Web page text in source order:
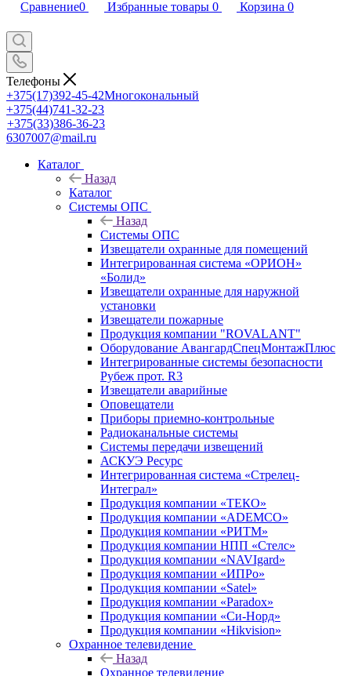
Сравнение0 Избранные товары 0 Корзина 0
Телефоны
+375(17)392-45-42Многокональный
+375(44)741-32-23
+375(33)386-36-23
6307007@mail.ru
Каталог
Назад
Каталог
Системы ОПС
Назад
Системы ОПС
Извещатели охранные для помещений
Интегрированная система «ОРИОН»
«Болид»
Извещатели охранные для наружной
установки
Извещатели пожарные
Продукция компании "ROVALANT"
Оборудование АвангардСпецМонтажПлюс
Интегрированные системы безопасности
Рубеж прот. R3
Извещатели аварийные
Оповещатели
Приборы приемно-контрольные
Радиоканальные системы
Системы передачи извещений
АСКУЭ Ресурс
Интегрированная система «Стрелец-
Интеграл»
Продукция компании «ТЕКО»
Продукция компании «ADEMCO»
Продукция компании «РИТМ»
Продукция компании НПП «Стелс»
Продукция компании «NAVIgard»
Продукция компании «ИПРо»
Продукция компании «Satel»
Продукция компании «Paradox»
Продукция компании «Си-Норд»
Продукция компании «Hikvision»
Охранное телевидение
Назад
Охранное телевидение